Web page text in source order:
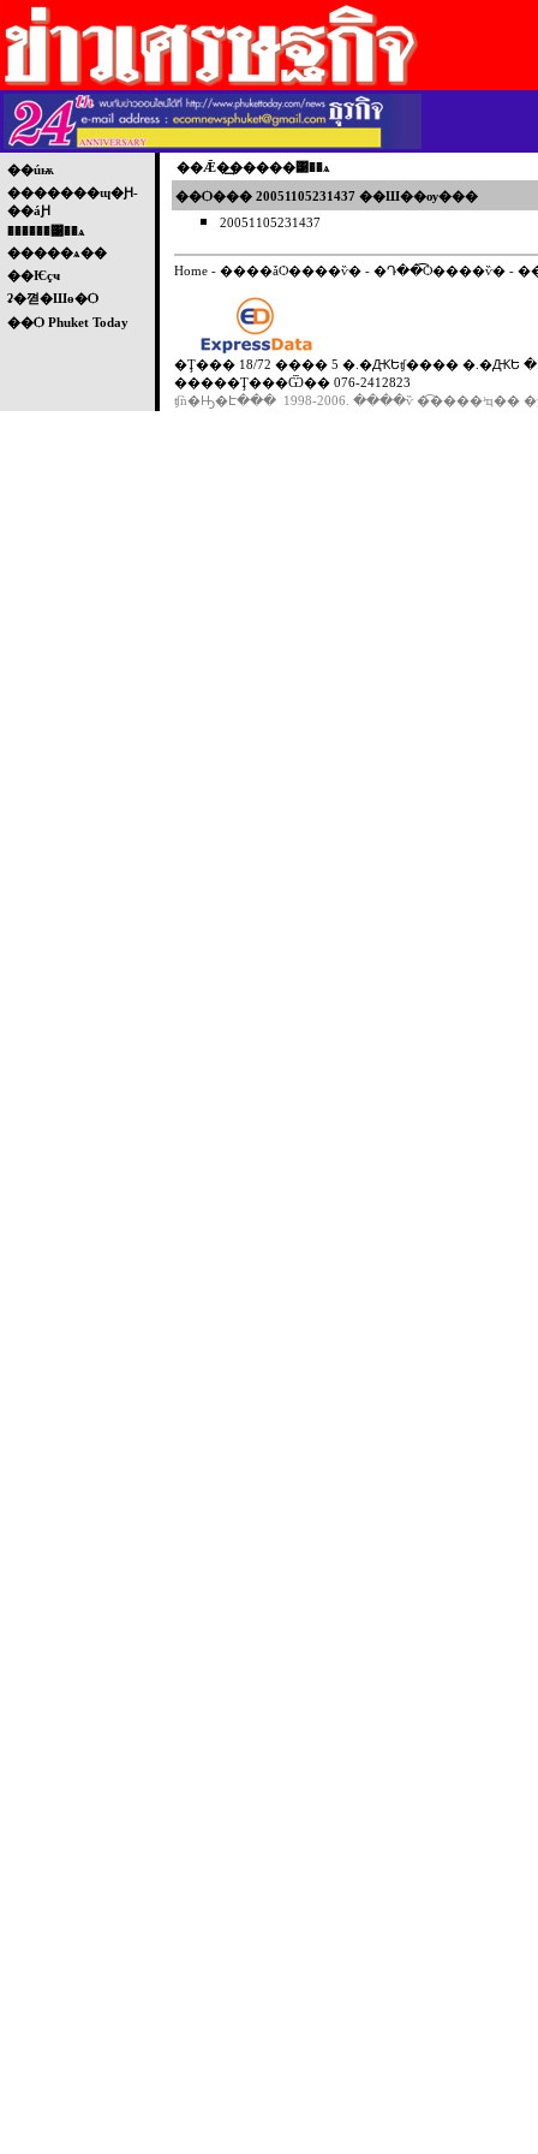
��úѭ
�������ɰ�Ԩ-
��áԨ
������͹��ѧ
�����ѧ��
��Ѥçҹ
ʡ�껻�Шө�Ѻ
��Ѻ Phuket Today
��Ǣ�͢�����͹��ѧ
��Ѻ��� 20051105231437 ��Ш��ѹ���
20051105231437
Home - ����ǡѺ����ѷ� - �Դ��͡Ѻ����ѷ� -
�Ţ��� 18/72 ���� 5 �.�ԪԵʧ���� �.�ԪԵ
�����Ţ���Ѿ�� 076-2412823
ʧǹ�Ԣ�Է��� 1998-2006. ����ѷ �͡����ʴҵ��